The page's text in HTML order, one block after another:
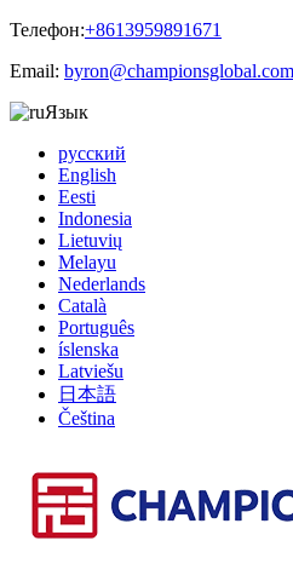
Телефон:+8613959891671
Email: byron@championsglobal.com
Язык
русский
English
Eesti
Indonesia
Lietuvių
Melayu
Nederlands
Català
Português
íslenska
Latviešu
日本語
Čeština